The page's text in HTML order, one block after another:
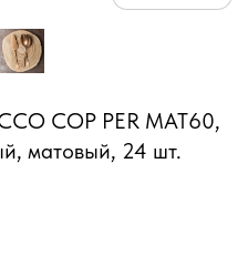
COP PER MAT60,
матовый, 24 шт.